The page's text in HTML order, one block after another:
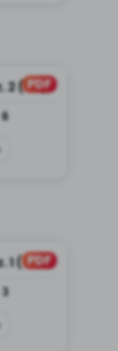
PDF
2 (PD)
6
PDF
1 (PD)
3